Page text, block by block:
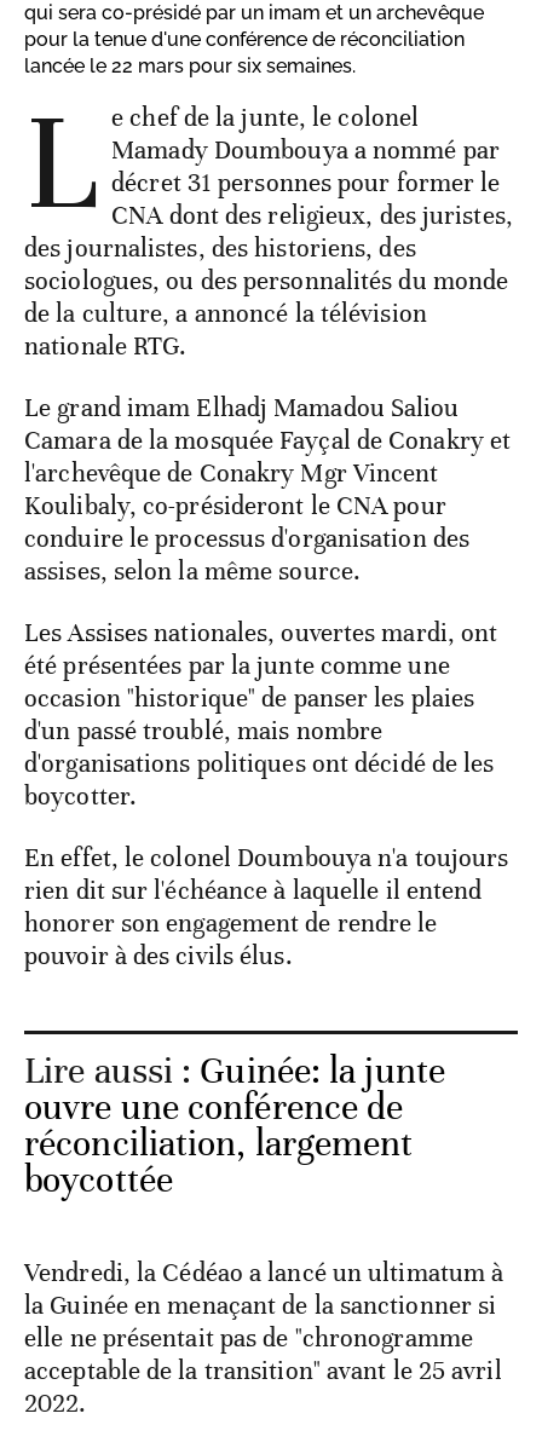
qui sera co-présidé par un imam et un archevêque
pour la tenue d'une conférence de réconciliation
lancée le 22 mars pour six semaines.
L e chef de la junte, le colonel
Mamady Doumbouya a nommé par
décret 31 personnes pour former le
CNA dont des religieux, des juristes,
des journalistes, des historiens, des
sociologues, ou des personnalités du monde
de la culture, a annoncé la télévision
nationale RTG.
Le grand imam Elhadj Mamadou Saliou
Camara de la mosquée Fayçal de Conakry et
l'archevêque de Conakry Mgr Vincent
Koulibaly, co-présideront le CNA pour
conduire le processus d'organisation des
assises, selon la même source.
Les Assises nationales, ouvertes mardi, ont
été présentées par la junte comme une
occasion "historique" de panser les plaies
d'un passé troublé, mais nombre
d'organisations politiques ont décidé de les
boycotter.
En effet, le colonel Doumbouya n'a toujours
rien dit sur l'échéance à laquelle il entend
honorer son engagement de rendre le
pouvoir à des civils élus.
Lire aussi : Guinée: la junte
ouvre une conférence de
réconciliation, largement
boycottée
Vendredi, la Cédéao a lancé un ultimatum à
la Guinée en menaçant de la sanctionner si
elle ne présentait pas de "chronogramme
acceptable de la transition" avant le 25 avril
2022.